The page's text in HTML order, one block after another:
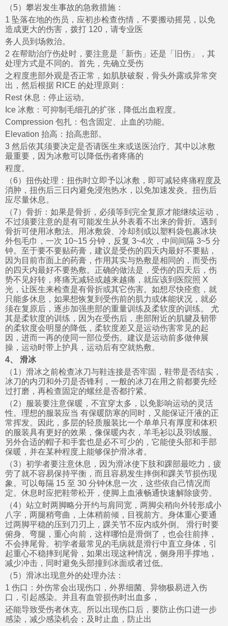
（5）攀岩发生事故的急救措施：
1 坠落在地的伤员，应初步检查伤情，不要搬动摇晃，以免
造成更大的伤害，拨打 120，请专业医
务人员到场救治。
2 在帮助治疗伤处时，要注意是「新伤」还是「旧伤」，其
处理方式是不同的。首先，先确立受伤
之程度患部外观是否正常，如肌肤破裂，骨头外露或异常突
出，然后根据 RICE 的处理原则：
Rest 休息：停止运动。
Ice 冰敷：可抑制毛细孔的扩张，降低出血程度。
Compression 包扎：包含固定、止血的功能。
Elevation 抬高：抬高患部。
3 然后依其须要决定是否请医生来或送医治疗。其中以冰敷
最重要，因为冰敷可以降低伤者疼痛的
程度。
（6）扭伤处理：扭伤时立即予以冰敷，即可减轻疼痛程度及
消肿，扭伤后三日内避免浸泡热水，以免加速发炎。扭伤后
应尽量休息。
（7）骨折：如果是骨折，必须等到完全复原才能继续运动，
不过须要注意的是有可能发生从外表看不出来的骨折。遇到
骨折可使用冰敷法。用冰敷袋、冷却剂或以塑料袋包裹冰块
外包毛巾，一次 10~15 分钟，反复 3~4次，中间间隔 3~5 分
钟。至于要不要贴药膏，建议是受伤的四天内最好不要贴，
因为目前市面上的药膏，作用其实与热敷是相同的，而受伤
的四天内最好不要热敷。正确的做法是，受伤的四天后，伤
势不见好转，疼痛无减轻或越来越痛，就应该到医院照 X
光，让医生来检查是有骨折或其它伤害。如想尽快痊愈，就
只能多休息，如果想恢复到受伤前的肌力或体能状况，就必
须在复原后，逐步加强患部的重量训练及柔软度的训练。 尤
其是柔软度的训练，因为在受伤后，患部附近的肌腱及韧带
的柔软度会明显的降低，柔软度差又是运动伤害常见的起
因，进而一再的使同一部位受伤。建议是运动前多做伸展
操，运动时带上护具，运动后有空就热敷。
4、 滑冰
（1）滑冰之前检查冰刀与鞋连接是否牢固，鞋带是否结实，
冰刀的内刃和外刃是否锋利，一般的冰刀在用之前都要先经
过打磨，再检查固定的螺丝是否都拧紧。
（2）服装要注意保暖，不宜穿太多，以免影响运动的灵活
性。理想的服装应当 有保暖防寒的同时，又能保证汗液的正
常挥发。因此，多层的轻质服装比一个单单只有厚度和体积
的服装具有更好的效果，像保暖内衣，羊毛衫以及羽绒服。
另外合适的帽子和手套也是必不可少的，它能使头部和手部
保暖，并在某种程度上能够保护滑冰者。
（3）初学者要注意休息，因为滑冰使下肢和踝部最吃力，疲
劳了就不容易保持平衡，而且容易发生摔倒和踝关节损伤现
象。可以每隔 15 至 30 分钟休息一次，这些依自己情况而
定。休息时应把鞋带松开，使脚上血液畅通快速解除疲劳。
（4）站立时两脚略分开约与肩同宽，两脚尖稍向外转形成小
八字，两腿稍弯曲，上体稍前倾，目视前方。身体重心要通
过两脚平稳的压到刀刃上，踝关节不应内或外倒。 滑行时要
俯身、弯腿，重心向前，这样哪怕是滑倒了，也会往前摔，
不会摔尾骨。初学者最常见的毛病就是滑行中直立身体，引
起重心不稳摔到尾骨，如果出现这种情况，侧身用手撑地，
减少冲击，同时避免头部撞到冰面或者过低。
（5）滑冰出现意外的处理办法：
1 伤口：外伤常会出现伤口，外界细菌、异物极易进入伤
口，引起感染。并且有血管损伤时出血多，
还能导致受伤者休克。所以出现伤口后，要防止伤口进一步
感染，减少感染机会；及时止血，防止出